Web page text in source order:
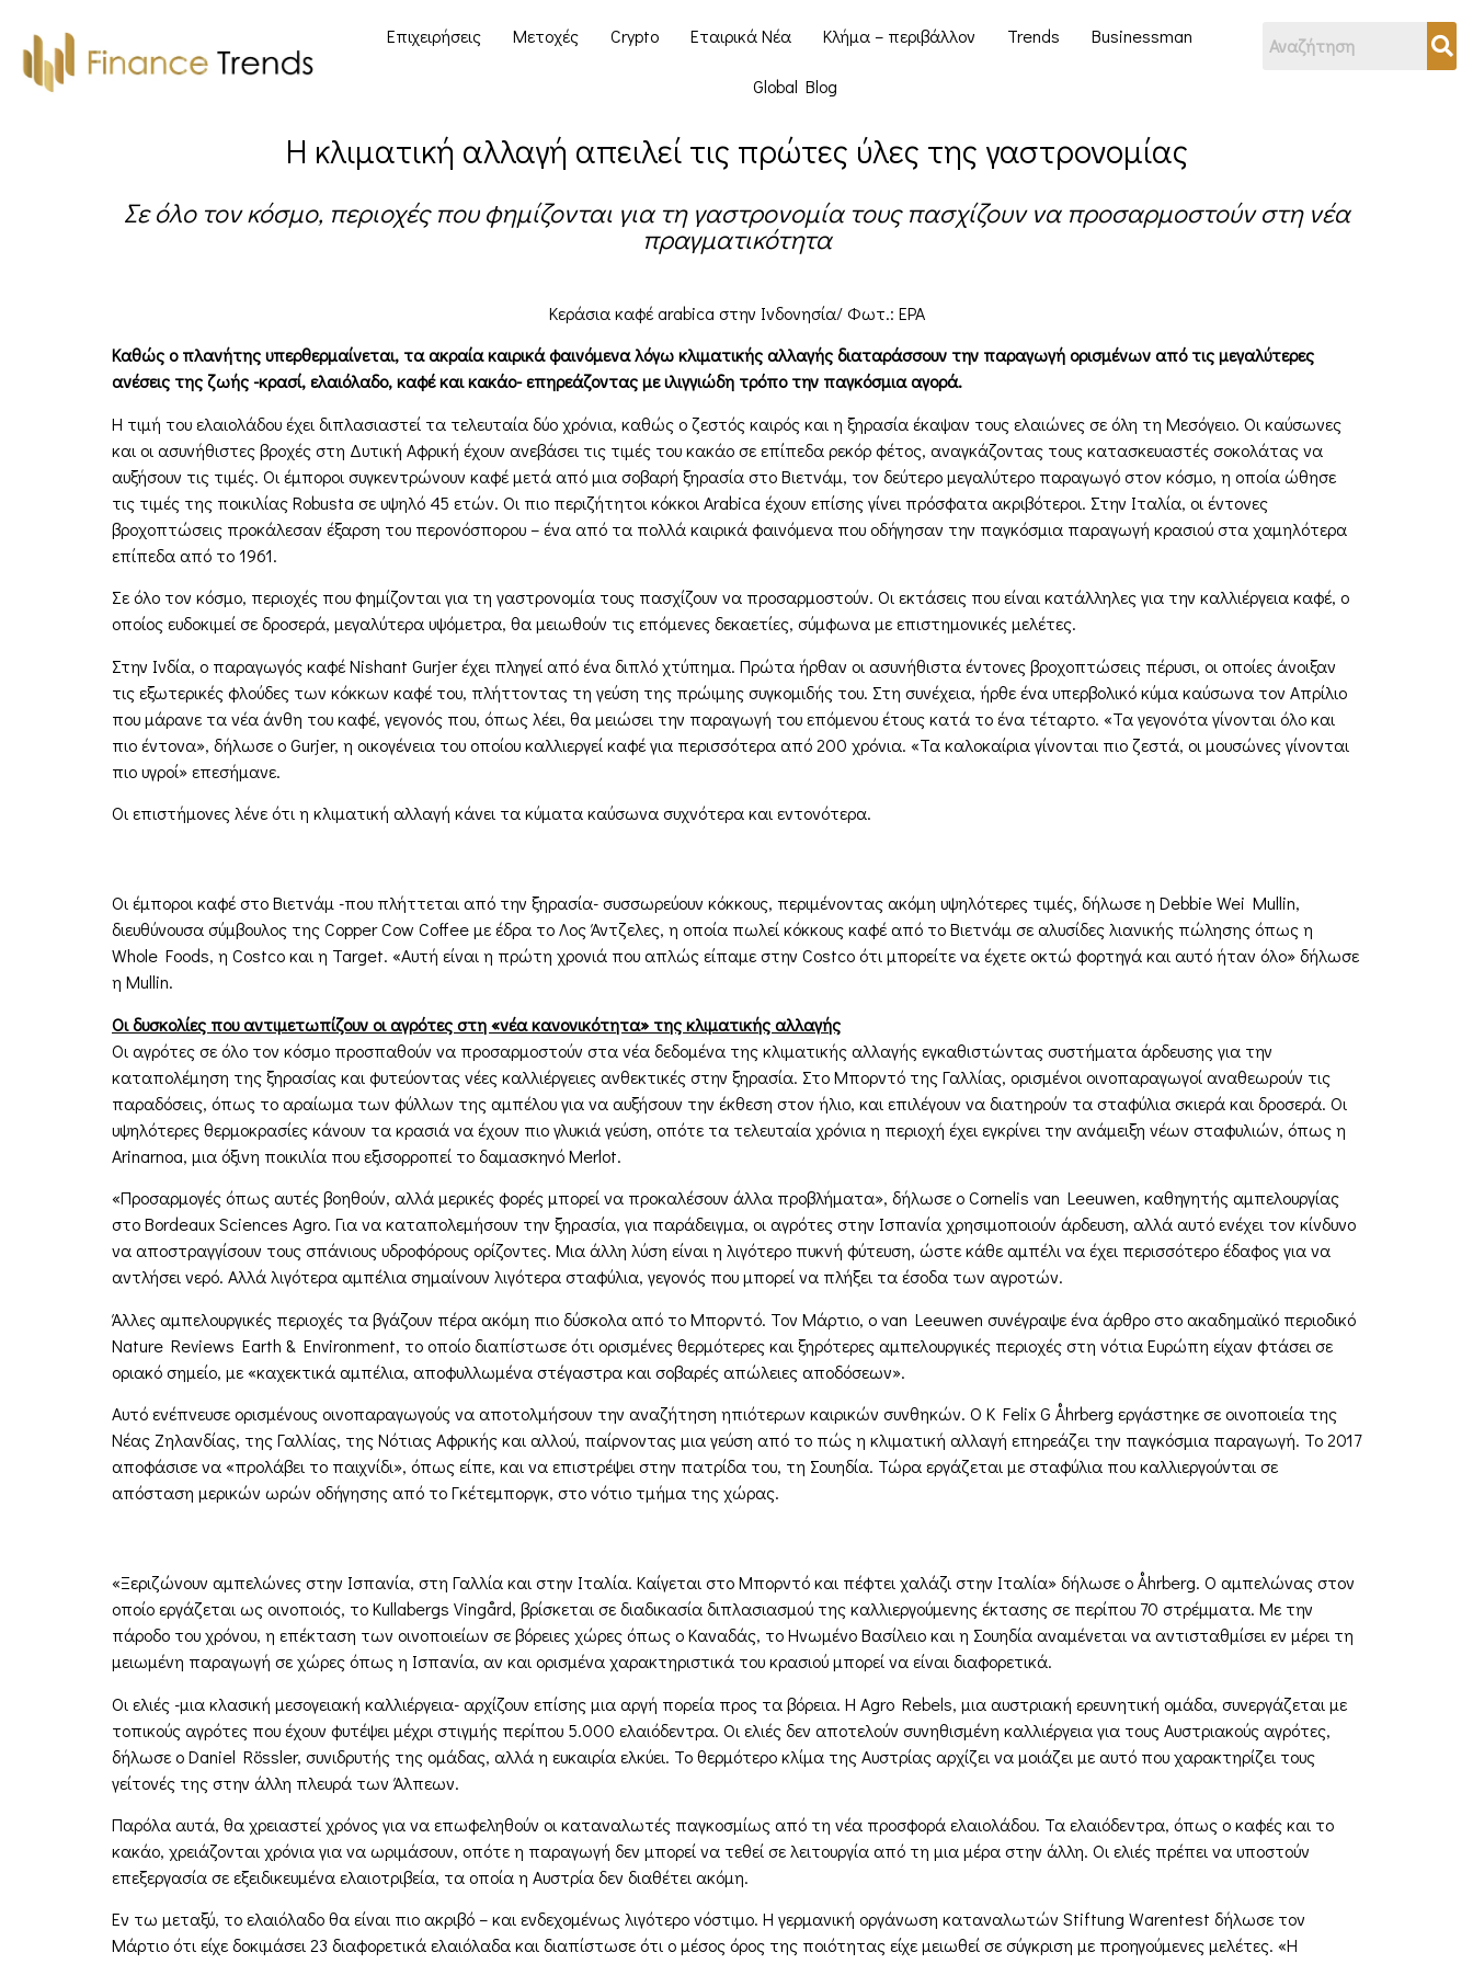
Επιχειρήσεις Μετοχές Crypto Εταιρικά Νέα Κλήμα – περιβάλλον Trends Businessman
Global Blog
Η κλιματική αλλαγή απειλεί τις πρώτες ύλες της γαστρονομίας
Σε όλο τον κόσμο, περιοχές που φημίζονται για τη γαστρονομία τους πασχίζουν να προσαρμοστούν στη νέα
πραγματικότητα
Κεράσια καφέ arabica στην Ινδονησία/ Φωτ.: EPA
Καθώς ο πλανήτης υπερθερμαίνεται, τα ακραία καιρικά φαινόμενα λόγω κλιματικής αλλαγής διαταράσσουν την παραγωγή ορισμένων από τις μεγαλύτερες
ανέσεις της ζωής -κρασί, ελαιόλαδο, καφέ και κακάο- επηρεάζοντας με ιλιγγιώδη τρόπο την παγκόσμια αγορά.
Η τιμή του ελαιολάδου έχει διπλασιαστεί τα τελευταία δύο χρόνια, καθώς ο ζεστός καιρός και η ξηρασία έκαψαν τους ελαιώνες σε όλη τη Μεσόγειο. Οι καύσωνες
και οι ασυνήθιστες βροχές στη Δυτική Αφρική έχουν ανεβάσει τις τιμές του κακάο σε επίπεδα ρεκόρ φέτος, αναγκάζοντας τους κατασκευαστές σοκολάτας να
αυξήσουν τις τιμές. Οι έμποροι συγκεντρώνουν καφέ μετά από μια σοβαρή ξηρασία στο Βιετνάμ, τον δεύτερο μεγαλύτερο παραγωγό στον κόσμο, η οποία ώθησε
τις τιμές της ποικιλίας Robusta σε υψηλό 45 ετών. Οι πιο περιζήτητοι κόκκοι Arabica έχουν επίσης γίνει πρόσφατα ακριβότεροι. Στην Ιταλία, οι έντονες
βροχοπτώσεις προκάλεσαν έξαρση του περονόσπορου – ένα από τα πολλά καιρικά φαινόμενα που οδήγησαν την παγκόσμια παραγωγή κρασιού στα χαμηλότερα
επίπεδα από το 1961.
Σε όλο τον κόσμο, περιοχές που φημίζονται για τη γαστρονομία τους πασχίζουν να προσαρμοστούν. Οι εκτάσεις που είναι κατάλληλες για την καλλιέργεια καφέ, ο
οποίος ευδοκιμεί σε δροσερά, μεγαλύτερα υψόμετρα, θα μειωθούν τις επόμενες δεκαετίες, σύμφωνα με επιστημονικές μελέτες.
Στην Ινδία, ο παραγωγός καφέ Nishant Gurjer έχει πληγεί από ένα διπλό χτύπημα. Πρώτα ήρθαν οι ασυνήθιστα έντονες βροχοπτώσεις πέρυσι, οι οποίες άνοιξαν
τις εξωτερικές φλούδες των κόκκων καφέ του, πλήττοντας τη γεύση της πρώιμης συγκομιδής του. Στη συνέχεια, ήρθε ένα υπερβολικό κύμα καύσωνα τον Απρίλιο
που μάρανε τα νέα άνθη του καφέ, γεγονός που, όπως λέει, θα μειώσει την παραγωγή του επόμενου έτους κατά το ένα τέταρτο. «Τα γεγονότα γίνονται όλο και
πιο έντονα», δήλωσε ο Gurjer, η οικογένεια του οποίου καλλιεργεί καφέ για περισσότερα από 200 χρόνια. «Τα καλοκαίρια γίνονται πιο ζεστά, οι μουσώνες γίνονται
πιο υγροί» επεσήμανε.
Οι επιστήμονες λένε ότι η κλιματική αλλαγή κάνει τα κύματα καύσωνα συχνότερα και εντονότερα.
Οι έμποροι καφέ στο Βιετνάμ -που πλήττεται από την ξηρασία- συσσωρεύουν κόκκους, περιμένοντας ακόμη υψηλότερες τιμές, δήλωσε η Debbie Wei Mullin,
διευθύνουσα σύμβουλος της Copper Cow Coffee με έδρα το Λος Άντζελες, η οποία πωλεί κόκκους καφέ από το Βιετνάμ σε αλυσίδες λιανικής πώλησης όπως η
Whole Foods, η Costco και η Target. «Αυτή είναι η πρώτη χρονιά που απλώς είπαμε στην Costco ότι μπορείτε να έχετε οκτώ φορτηγά και αυτό ήταν όλο» δήλωσε
η Mullin.
Οι δυσκολίες που αντιμετωπίζουν οι αγρότες στη «νέα κανονικότητα» της κλιματικής αλλαγής
Οι αγρότες σε όλο τον κόσμο προσπαθούν να προσαρμοστούν στα νέα δεδομένα της κλιματικής αλλαγής εγκαθιστώντας συστήματα άρδευσης για την
καταπολέμηση της ξηρασίας και φυτεύοντας νέες καλλιέργειες ανθεκτικές στην ξηρασία. Στο Μπορντό της Γαλλίας, ορισμένοι οινοπαραγωγοί αναθεωρούν τις
παραδόσεις, όπως το αραίωμα των φύλλων της αμπέλου για να αυξήσουν την έκθεση στον ήλιο, και επιλέγουν να διατηρούν τα σταφύλια σκιερά και δροσερά. Οι
υψηλότερες θερμοκρασίες κάνουν τα κρασιά να έχουν πιο γλυκιά γεύση, οπότε τα τελευταία χρόνια η περιοχή έχει εγκρίνει την ανάμειξη νέων σταφυλιών, όπως η
Arinarnoa, μια όξινη ποικιλία που εξισορροπεί το δαμασκηνό Merlot.
«Προσαρμογές όπως αυτές βοηθούν, αλλά μερικές φορές μπορεί να προκαλέσουν άλλα προβλήματα», δήλωσε ο Cornelis van Leeuwen, καθηγητής αμπελουργίας
στο Bordeaux Sciences Agro. Για να καταπολεμήσουν την ξηρασία, για παράδειγμα, οι αγρότες στην Ισπανία χρησιμοποιούν άρδευση, αλλά αυτό ενέχει τον κίνδυνο
να αποστραγγίσουν τους σπάνιους υδροφόρους ορίζοντες. Μια άλλη λύση είναι η λιγότερο πυκνή φύτευση, ώστε κάθε αμπέλι να έχει περισσότερο έδαφος για να
αντλήσει νερό. Αλλά λιγότερα αμπέλια σημαίνουν λιγότερα σταφύλια, γεγονός που μπορεί να πλήξει τα έσοδα των αγροτών.
Άλλες αμπελουργικές περιοχές τα βγάζουν πέρα ακόμη πιο δύσκολα από το Μπορντό. Τον Μάρτιο, ο van Leeuwen συνέγραψε ένα άρθρο στο ακαδημαϊκό περιοδικό
Nature Reviews Earth & Environment, το οποίο διαπίστωσε ότι ορισμένες θερμότερες και ξηρότερες αμπελουργικές περιοχές στη νότια Ευρώπη είχαν φτάσει σε
οριακό σημείο, με «καχεκτικά αμπέλια, αποφυλλωμένα στέγαστρα και σοβαρές απώλειες αποδόσεων».
Αυτό ενέπνευσε ορισμένους οινοπαραγωγούς να αποτολμήσουν την αναζήτηση ηπιότερων καιρικών συνθηκών. Ο K Felix G Åhrberg εργάστηκε σε οινοποιεία της
Νέας Ζηλανδίας, της Γαλλίας, της Νότιας Αφρικής και αλλού, παίρνοντας μια γεύση από το πώς η κλιματική αλλαγή επηρεάζει την παγκόσμια παραγωγή. Το 2017
αποφάσισε να «προλάβει το παιχνίδι», όπως είπε, και να επιστρέψει στην πατρίδα του, τη Σουηδία. Τώρα εργάζεται με σταφύλια που καλλιεργούνται σε
απόσταση μερικών ωρών οδήγησης από το Γκέτεμποργκ, στο νότιο τμήμα της χώρας.
«Ξεριζώνουν αμπελώνες στην Ισπανία, στη Γαλλία και στην Ιταλία. Καίγεται στο Μπορντό και πέφτει χαλάζι στην Ιταλία» δήλωσε ο Åhrberg. Ο αμπελώνας στον
οποίο εργάζεται ως οινοποιός, το Kullabergs Vingård, βρίσκεται σε διαδικασία διπλασιασμού της καλλιεργούμενης έκτασης σε περίπου 70 στρέμματα. Με την
πάροδο του χρόνου, η επέκταση των οινοποιείων σε βόρειες χώρες όπως ο Καναδάς, το Ηνωμένο Βασίλειο και η Σουηδία αναμένεται να αντισταθμίσει εν μέρει τη
μειωμένη παραγωγή σε χώρες όπως η Ισπανία, αν και ορισμένα χαρακτηριστικά του κρασιού μπορεί να είναι διαφορετικά.
Οι ελιές -μια κλασική μεσογειακή καλλιέργεια- αρχίζουν επίσης μια αργή πορεία προς τα βόρεια. Η Agro Rebels, μια αυστριακή ερευνητική ομάδα, συνεργάζεται με
τοπικούς αγρότες που έχουν φυτέψει μέχρι στιγμής περίπου 5.000 ελαιόδεντρα. Οι ελιές δεν αποτελούν συνηθισμένη καλλιέργεια για τους Αυστριακούς αγρότες,
δήλωσε ο Daniel Rössler, συνιδρυτής της ομάδας, αλλά η ευκαιρία ελκύει. Το θερμότερο κλίμα της Αυστρίας αρχίζει να μοιάζει με αυτό που χαρακτηρίζει τους
γείτονές της στην άλλη πλευρά των Άλπεων.
Παρόλα αυτά, θα χρειαστεί χρόνος για να επωφεληθούν οι καταναλωτές παγκοσμίως από τη νέα προσφορά ελαιολάδου. Τα ελαιόδεντρα, όπως ο καφές και το
κακάο, χρειάζονται χρόνια για να ωριμάσουν, οπότε η παραγωγή δεν μπορεί να τεθεί σε λειτουργία από τη μια μέρα στην άλλη. Οι ελιές πρέπει να υποστούν
επεξεργασία σε εξειδικευμένα ελαιοτριβεία, τα οποία η Αυστρία δεν διαθέτει ακόμη.
Εν τω μεταξύ, το ελαιόλαδο θα είναι πιο ακριβό – και ενδεχομένως λιγότερο νόστιμο. Η γερμανική οργάνωση καταναλωτών Stiftung Warentest δήλωσε τον
Μάρτιο ότι είχε δοκιμάσει 23 διαφορετικά ελαιόλαδα και διαπίστωσε ότι ο μέσος όρος της ποιότητας είχε μειωθεί σε σύγκριση με προηγούμενες μελέτες. «Η